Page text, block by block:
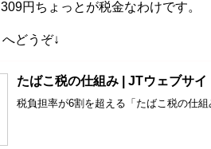
円ちょっとが税金なわけです。
どうぞ↓
たばこ税の仕組み | JTウェブサイ
税負担率が6割を超える「たばこ税の仕組